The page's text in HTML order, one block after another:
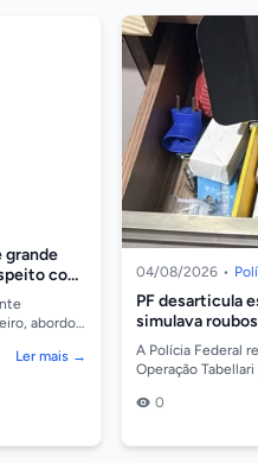
grande
com
abordou
Ler mais →
04/08/2026 •
PF desarticula
simulava
os Correios
A Polícia Federal
Operação
0